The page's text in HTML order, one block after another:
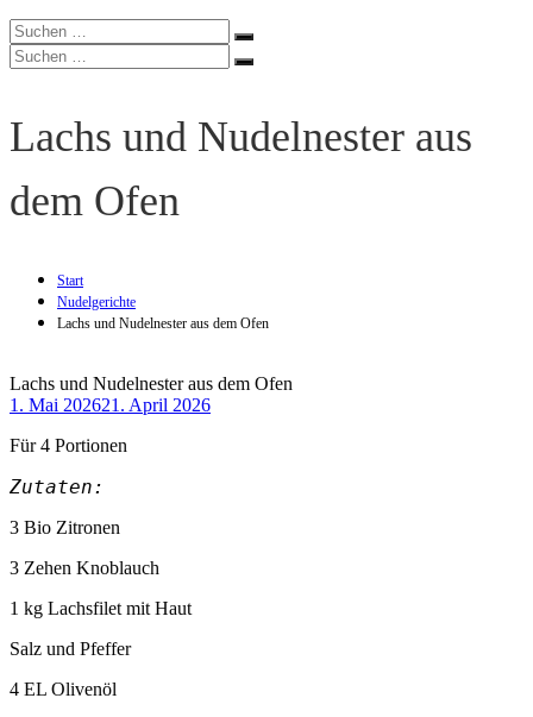
Suchen
nach:
Suchen
Suchen
nach:
Suchen
Lachs und Nudelnester aus
dem Ofen
Start
Nudelgerichte
Lachs und Nudelnester aus dem Ofen
Lachs und Nudelnester aus dem Ofen
1. Mai 202621. April 2026
Für 4 Portionen
Zutaten:
3 Bio Zitronen
3 Zehen Knoblauch
1 kg Lachsfilet mit Haut
Salz und Pfeffer
4 EL Olivenöl